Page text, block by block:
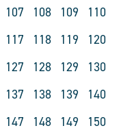
107 108 109
110
117 118 119
120
127 128 129
130
137 138 139
140
147 148 149
150